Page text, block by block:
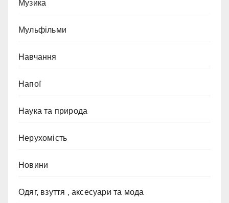
Музика
Мульфільми
Навчання
Напої
Наука та природа
Нерухомість
Новини
Одяг, взуття , аксесуари та мода